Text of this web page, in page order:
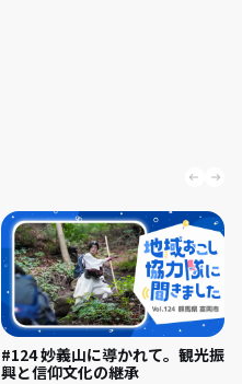
#124 妙義山に導かれて。観光振
興と信仰文化の継承